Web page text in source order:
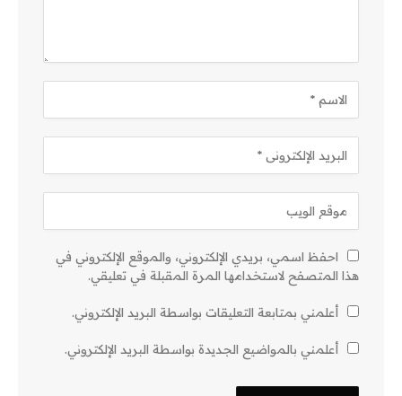
احفظ اسمي، بريدي الإلكتروني، والموقع الإلكتروني في
هذا المتصفح لاستخدامها المرة المقبلة في تعليقي.
أعلمني بمتابعة التعليقات بواسطة البريد الإلكتروني.
أعلمني بالمواضيع الجديدة بواسطة البريد الإلكتروني.